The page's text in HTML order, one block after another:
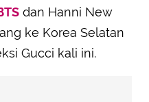
dan Hanni New
ke Korea Selatan
Gucci kali ini.